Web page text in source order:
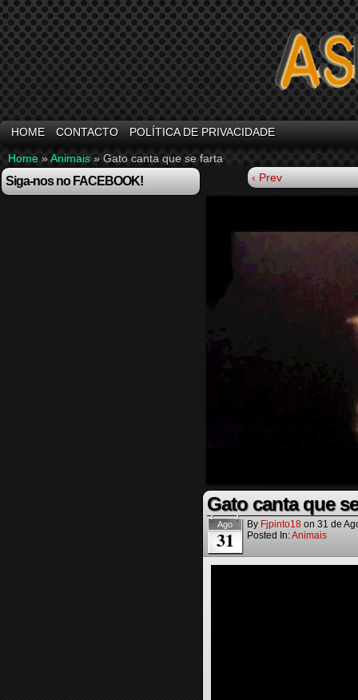
HOME CONTACTO POLÍTICA DE PRIVACIDADE
Home »Animais » Gato canta que se farta
Siga-nos no FACEBOOK! ‹ Prev
Gato canta que
Ago
31
By Fjpinto18 on 31 de
Posted In:Animais